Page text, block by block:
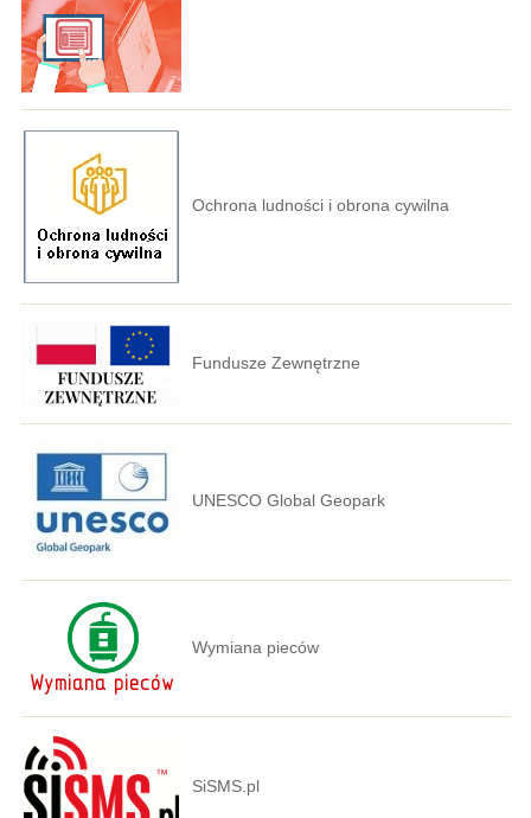
Ochrona ludności i obrona cywilna
Fundusze Zewnętrzne
UNESCO Global Geopark
Wymiana pieców
SiSMS.pl